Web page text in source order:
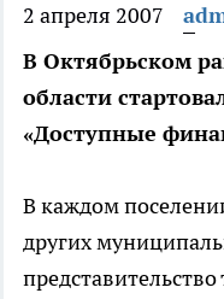
2 апреля 2007
В Октябрьском
области
«Доступные
В каждом
других